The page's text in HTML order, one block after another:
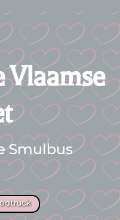
Vlaamse
Smulbus